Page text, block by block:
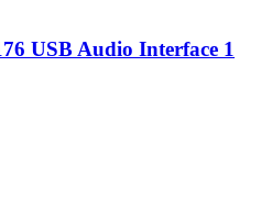
USB Audio Interface 1